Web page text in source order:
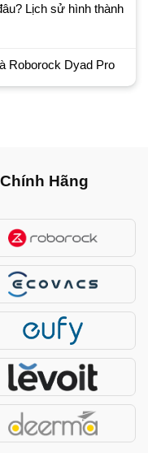
Lịch sử hình thành
Roborock Dyad Pro
Hãng